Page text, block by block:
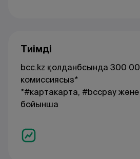
Тиімді
bcc.kz қолданбсында 300
комиссиясыз*
*#картакарта, #bccpay
бойынша